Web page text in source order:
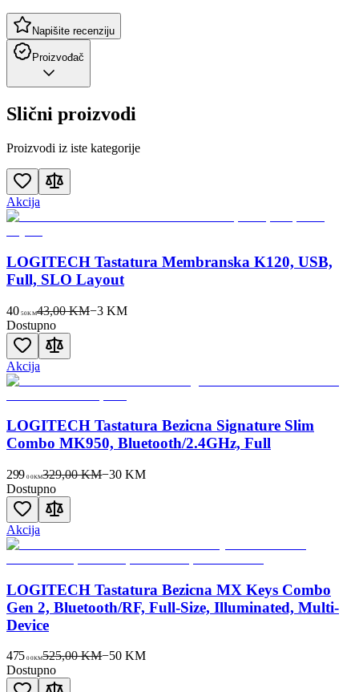
Napišite recenziju
Proizvođač
Slični proizvodi
Proizvodi iz iste kategorije
Akcija
LOGITECH Tastatura Membranska K120, USB,
Full, SLO Layout
40 50KM43,00 KM−3KM
Dostupno
Akcija
LOGITECH Tastatura Bezicna Signature Slim
Combo MK950, Bluetooth/2.4GHz, Full
299 00KM329,00 KM−30 KM
Dostupno
Akcija
LOGITECH Tastatura Bezicna MX Keys Combo
Gen 2, Bluetooth/RF, Full-Size, Illuminated, Multi-
Device
475 00KM525,00 KM−50 KM
Dostupno